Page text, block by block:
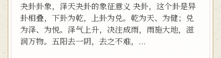
夬卦卦象，泽天夬卦的象征意义 夬卦，这个卦是异
卦相叠，下卦为乾，上卦为兑。乾为天、为健；兑
为泽、为悦。泽气上升，决注成雨，雨施大地，滋
润万物。五阳去一阴，去之不难，...